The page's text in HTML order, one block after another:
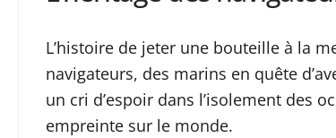
L’histoire de jeter une bouteille à la
navigateurs, des marins en quête
un cri d’espoir dans l’isolement des
empreinte sur le monde.